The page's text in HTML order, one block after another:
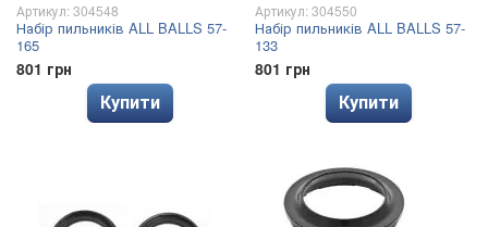
Артикул: 304548
Набір пильників ALL BALLS 57-
165
801 грн
Купити
Артикул: 304550
Набір пильників ALL BALLS 57-
133
801 грн
Купити